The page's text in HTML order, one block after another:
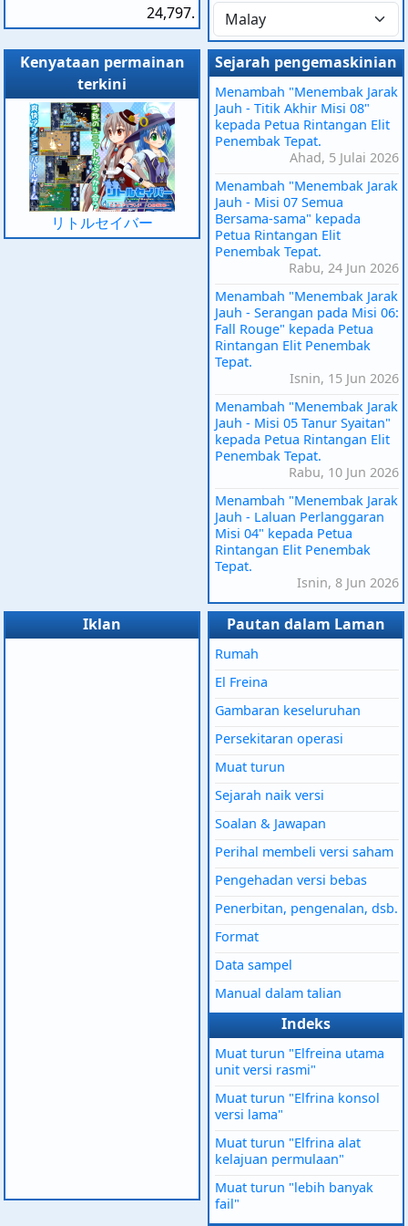
24,797.
Kenyataan permainan
terkini
リトルセイバー
Sejarah pengemaskinian
Menambah "Menembak Jarak
Jauh - Titik Akhir Misi 08"
kepada Petua Rintangan Elit
Penembak Tepat.
Ahad, 5 Julai 2026
Menambah "Menembak Jarak
Jauh - Misi 07 Semua
Bersama-sama" kepada
Petua Rintangan Elit
Penembak Tepat.
Rabu, 24 Jun 2026
Menambah "Menembak Jarak
Jauh - Serangan pada Misi 06:
Fall Rouge" kepada Petua
Rintangan Elit Penembak
Tepat.
Isnin, 15 Jun 2026
Menambah "Menembak Jarak
Jauh - Misi 05 Tanur Syaitan"
kepada Petua Rintangan Elit
Penembak Tepat.
Rabu, 10 Jun 2026
Menambah "Menembak Jarak
Jauh - Laluan Perlanggaran
Misi 04" kepada Petua
Rintangan Elit Penembak
Tepat.
Isnin, 8 Jun 2026
Iklan Pautan dalam Laman
Rumah
El Freina
Gambaran keseluruhan
Persekitaran operasi
Muat turun
Sejarah naik versi
Soalan & Jawapan
Perihal membeli versi saham
Pengehadan versi bebas
Penerbitan, pengenalan, dsb.
Format
Data sampel
Manual dalam talian
Indeks
Muat turun "Elfreina utama
unit versi rasmi"
Muat turun "Elfrina konsol
versi lama"
Muat turun "Elfrina alat
kelajuan permulaan"
Muat turun "lebih banyak
fail"